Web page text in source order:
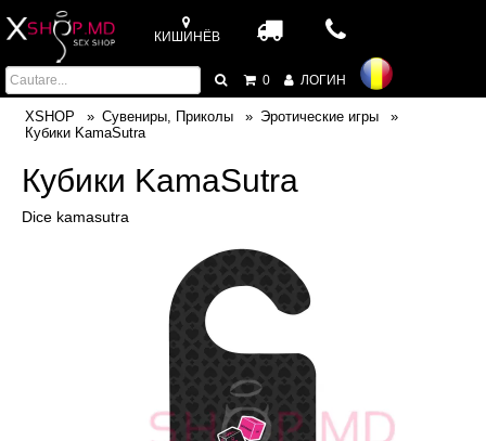
КИШИНЁВ
0 ЛОГИН
XSHOP Сувениры, Приколы
Эротические игры
Кубики KamaSutra
Кубики KamaSutra
Dice kamasutra